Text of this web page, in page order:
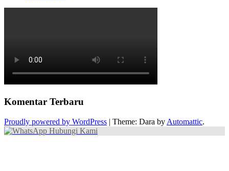
Komentar Terbaru
Proudly powered by WordPress | Theme: Dara by Automattic.
Hubungi Kami